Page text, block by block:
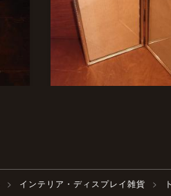
インテリア・ディスプレイ雑貨